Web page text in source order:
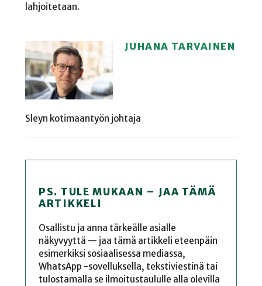
lahjoitetaan.
JUHANA TARVAINEN
Sleyn kotimaantyön johtaja
PS. TULE MUKAAN – JAA TÄMÄ
ARTIKKELI
Osallistu ja anna tärkeälle asialle
näkyvyyttä — jaa tämä artikkeli eteenpäin
esimerkiksi sosiaalisessa mediassa,
WhatsApp -sovelluksella, tekstiviestinä tai
tulostamalla se ilmoitustaululle alla olevilla